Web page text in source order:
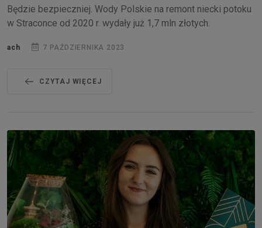
Będzie bezpieczniej. Wody Polskie na remont niecki potoku
w Straconce od 2020 r. wydały już 1,7 mln złotych.
ach 7 PAŹDZIERNIKA 2023
CZYTAJ WIĘCEJ